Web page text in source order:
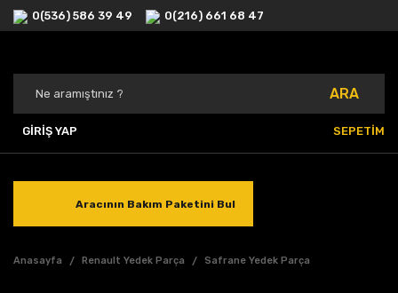
0(536) 586 39 49 0(216) 661 68 47
ARA
GİRİŞ YAP SEPETİM
Aracının Bakım Paketini Bul
Anasayfa Renault Yedek Parça Safrane Yedek Parça